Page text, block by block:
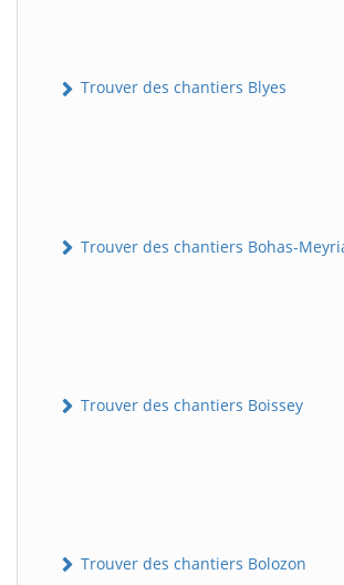
Trouver des chantiers Blyes
Trouver des chantiers Bohas-
Trouver des chantiers Boissey
Trouver des chantiers Bolozon